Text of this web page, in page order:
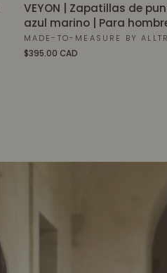
VEYON | Zapatillas de
azul marino | Para
MADE-TO-MEASURE BY
$395.00 CAD